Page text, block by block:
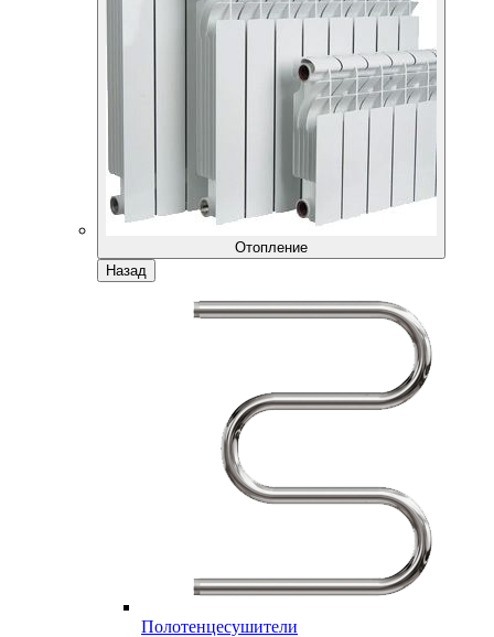
Отопление
Назад
Полотенцесушители